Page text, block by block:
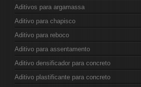
Aditivos para argamassa
Aditivo para chapisco
Aditivo para reboco
Aditivo para assentamento
Aditivo densificador para concreto
Aditivo plastificante para concreto